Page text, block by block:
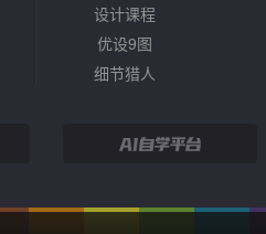
设计课程
优设9图
细节猎人